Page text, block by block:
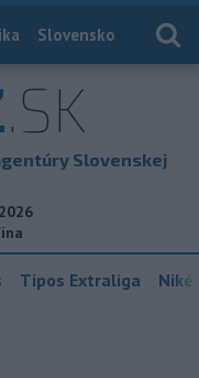
Slovensko
.SK
Slovenskej
Tipos Extraliga